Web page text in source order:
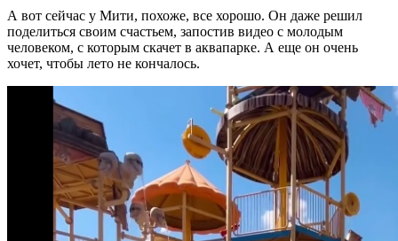
А вот сейчас у Мити, похоже, все хорошо. Он даже решил
поделиться своим счастьем, запостив видео с молодым
человеком, с которым скачет в аквапарке. А еще он очень
хочет, чтобы лето не кончалось.